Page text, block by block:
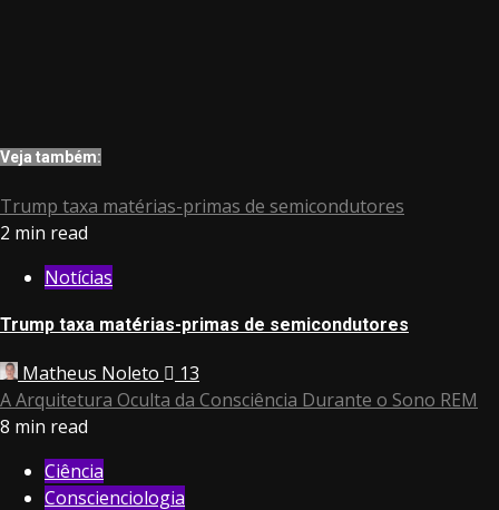
Veja também:
Trump taxa matérias-primas de semicondutores
2 min read
Notícias
Trump taxa matérias-primas de semicondutores
Matheus Noleto
13
A Arquitetura Oculta da Consciência Durante o Sono REM
8 min read
Ciência
Conscienciologia